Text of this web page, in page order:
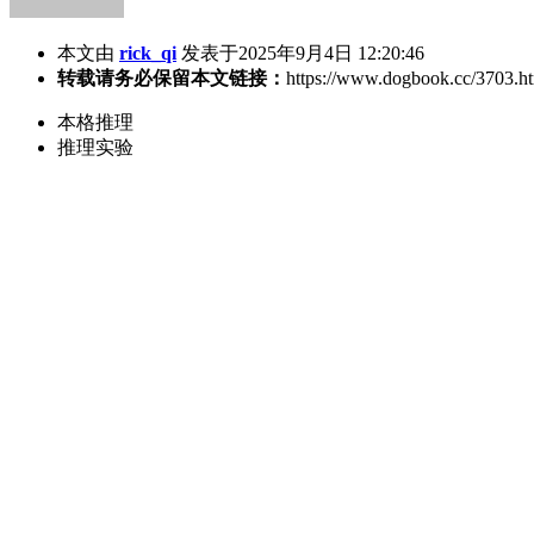
本文由 rick_qi 发表于2025年9月4日 12:20:46
转载请务必保留本文链接： https://www.dogbook.cc/
本格推理
推理实验